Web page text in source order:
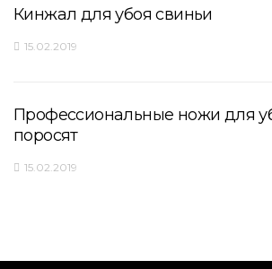
Кинжал для убоя свиньи
15.02.2019
Профессиональные ножи для
поросят
15.02.2019